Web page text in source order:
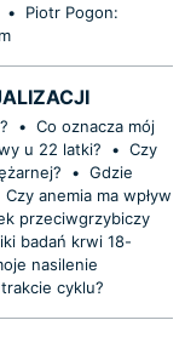
•
Piotr Pogon:
• Co oznacza mój
u 22 latki? • Czy
• Gdzie
Czy anemia ma wpływ
przeciwgrzybiczy
badań krwi 18-
nasilenie
cyklu?